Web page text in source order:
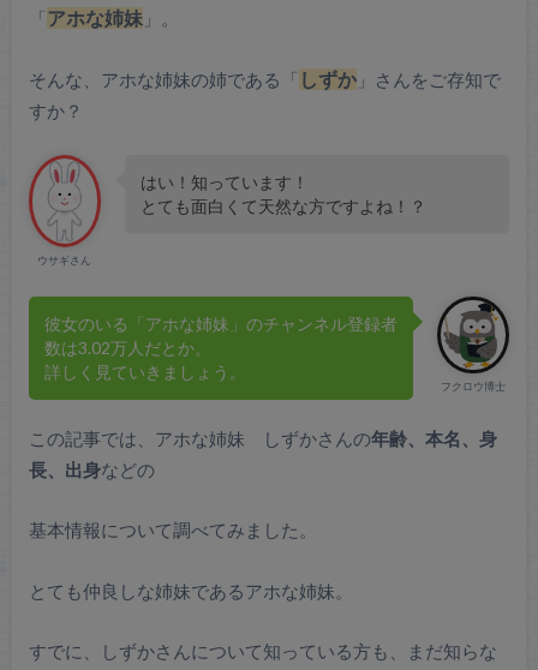
「アホな姉妹」。
そんな、アホな姉妹の姉である「 しずか」さんをご存知で
すか？
ウサギさん
はい！知っています！
とても面白くて天然な方ですよね！？
フクロウ博士
彼女のいる「アホな姉妹」のチャンネル登録者
数は3.02万人だとか。
詳しく見ていきましょう。
この記事では、アホな姉妹 しずかさんの年齢、本名、身
長、出身などの
基本情報について調べてみました。
とても仲良しな姉妹であるアホな姉妹。
すでに、しずかさんについて知っている方も、まだ知らな